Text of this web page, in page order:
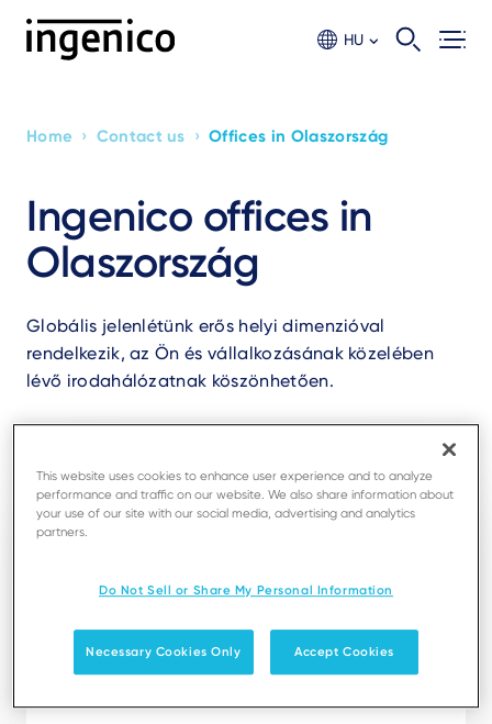
HU
Breadcrumb
Home › Contact us › Offices in Olaszország
Ingenico offices in
Olaszország
Globális jelenlétünk erős helyi dimenzióval
rendelkezik, az Ön és vállalkozásának közelében
lévő irodahálózatnak köszönhetően.
Cernusco Sul Naviglio
Ingenico Italia S.p.A.
20063 Cernusco Sul Naviglio (MI)
Italia
This website uses cookies to enhance user experience and to analyze
performance and traffic on our website. We also share information about
your use of our site with our social media, advertising and analytics
partners.
Do Not Sell or Share My Personal Information
Necessary Cookies Only Accept Cookies